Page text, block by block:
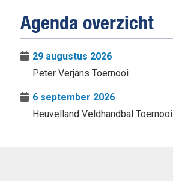
Agenda overzicht
29 augustus 2026
Peter Verjans Toernooi
6 september 2026
Heuvelland Veldhandbal Toernooi